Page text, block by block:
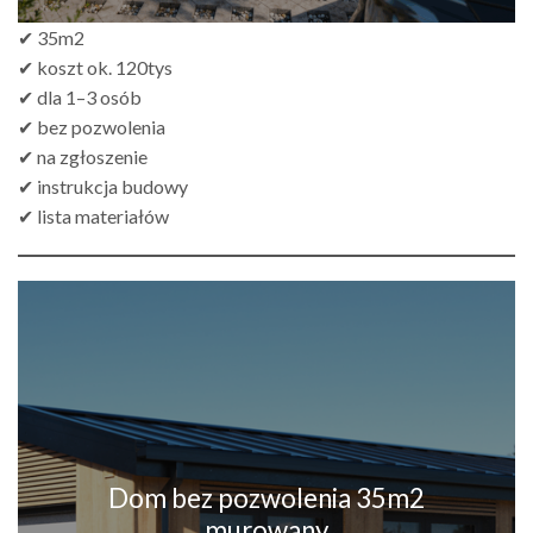
✔ 35m2
✔ koszt ok. 120tys
✔ dla 1–3 osób
✔ bez pozwolenia
✔ na zgłoszenie
✔ instrukcja budowy
✔ lista materiałów
Dom bez pozwolenia 35m2